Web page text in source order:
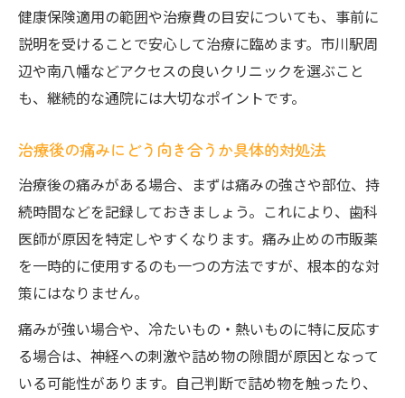
市川市で頼れる歯科医院と相談の進め方
神経への刺激や再発リスクとその対処法
歯の詰め物が神経に及ぼす刺激の原因と対
策
再治療が必要になる詰め物のリスクを防ぐ
には
歯の詰め物が原因の神経痛を和らげるポイ
ント
再発防止のための詰め物チェックとメンテ
健康保険適用の範囲や治療費の目安についても、事前に
説明を受けることで安心して治療に臨めます。市川駅周
辺や南八幡などアクセスの良いクリニックを選ぶこと
も、継続的な通院には大切なポイントです。
治療後の痛みにどう向き合うか具体的対処法
治療後の痛みがある場合、まずは痛みの強さや部位、持
続時間などを記録しておきましょう。これにより、歯科
医師が原因を特定しやすくなります。痛み止めの市販薬
を一時的に使用するのも一つの方法ですが、根本的な対
策にはなりません。
痛みが強い場合や、冷たいもの・熱いものに特に反応す
る場合は、神経への刺激や詰め物の隙間が原因となって
いる可能性があります。自己判断で詰め物を触ったり、